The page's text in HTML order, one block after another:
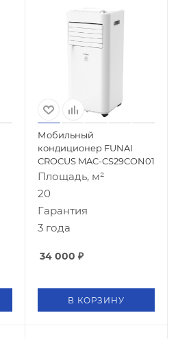
Мобильный
кондиционер FUNAI
CROCUS MAC-CS29CON01
Площадь, м²
20
Гарантия
3 года
34 000 ₽
В КОРЗИНУ